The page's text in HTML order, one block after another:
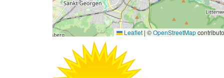
Leaflet | ©OpenStreetMap